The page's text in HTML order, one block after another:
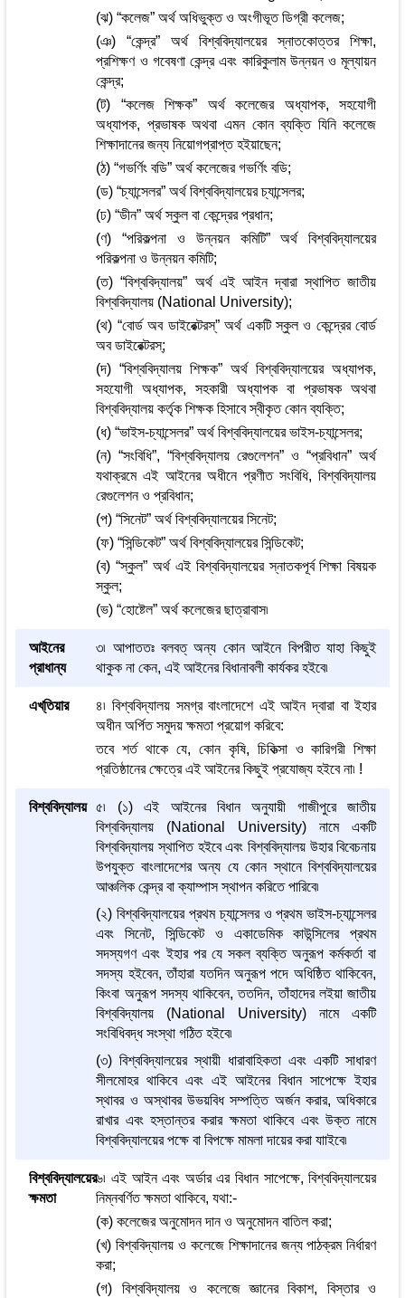
(ঝ) “কলেজ” অর্থ অধিভুক্ত ও অংগীভূত ডিগ্রী কলেজ;
(ঞ) “কেন্দ্র” অর্থ বিশ্ববিদ্যালয়ের স্নাতকোত্তর শিক্ষা,
প্রশিক্ষণ ও গবেষণা কেন্দ্র এবং কারিকুলাম উন্নয়ন ও মূল্যায়ন
কেন্দ্র;
(ট) “কলেজ শিক্ষক” অর্থ কলেজের অধ্যাপক, সহযোগী
অধ্যাপক, প্রভাষক অথবা এমন কোন ব্যক্তি যিনি কলেজে
শিক্ষাদানের জন্য নিয়োগপ্রাপ্ত হইয়াছেন;
(ঠ) “গভর্ণিং বডি” অর্থ কলেজের গভর্ণিং বডি;
(ড) “চ্যান্সেলর” অর্থ বিশ্ববিদ্যালয়ের চ্যান্সেলর;
(ঢ) “ডীন” অর্থ স্কুল বা কেন্দ্রের প্রধান;
(ণ) “পরিকল্পনা ও উন্নয়ন কমিটি” অর্থ বিশ্ববিদ্যালয়ের
পরিকল্পনা ও উন্নয়ন কমিটি;
(ত) “বিশ্ববিদ্যালয়” অর্থ এই আইন দ্বারা স্থাপিত জাতীয়
বিশ্ববিদ্যালয় (National University);
(থ) “বোর্ড অব ডাইরেক্টরস্‌” অর্থ একটি স্কুল ও কেন্দ্রের বোর্ড
অব ডাইরেক্টরস্‌;
(দ) “বিশ্ববিদ্যালয় শিক্ষক” অর্থ বিশ্ববিদ্যালয়ের অধ্যাপক,
সহযোগী অধ্যাপক, সহকারী অধ্যাপক বা প্রভাষক অথবা
বিশ্ববিদ্যালয় কর্তৃক শিক্ষক হিসাবে স্বীকৃত কোন ব্যক্তি;
(ধ) “ভাইস-চ্যান্সেলর” অর্থ বিশ্ববিদ্যালয়ের ভাইস-চ্যান্সেলর;
(ন) “সংবিধি”, “বিশ্ববিদ্যালয় রেগুলেশন” ও “প্রবিধান” অর্থ
যথাক্রমে এই আইনের অধীনে প্রণীত সংবিধি, বিশ্ববিদ্যালয়
রেগুলেশন ও প্রবিধান;
(প) “সিনেট” অর্থ বিশ্ববিদ্যালয়ের সিনেট;
(ফ) “সিন্ডিকেট” অর্থ বিশ্ববিদ্যালয়ের সিন্ডিকেট;
(ব) “স্কুল” অর্থ এই বিশ্ববিদ্যালয়ের স্নাতকপূর্ব শিক্ষা বিষয়ক
স্কুল;
(ভ) “হোষ্টেল” অর্থ কলেজের ছাত্রাবাস৷
আইনের
প্রাধান্য
৩৷ আপাততঃ বলবত্ অন্য কোন আইনে বিপরীত যাহা কিছুই
থাকুক না কেন, এই আইনের বিধানাবলী কার্যকর হইবে৷
এখ্‌তিয়ার
৪৷ বিশ্ববিদ্যালয় সমগ্র বাংলাদেশে এই আইন দ্বারা বা ইহার
অধীন অর্পিত সমুদয় ক্ষমতা প্রয়োগ করিবে:
তবে শর্ত থাকে যে, কোন কৃষি, চিকিত্সা ও কারিগরী শিক্ষা
প্রতিষ্ঠানের ক্ষেত্রে এই আইনের কিছুই প্রযোজ্য হইবে না৷ !
বিশ্ববিদ্যালয়
৫৷ (১) এই আইনের বিধান অনুযায়ী গাজীপুরে জাতীয়
বিশ্ববিদ্যালয় (National University) নামে একটি
বিশ্ববিদ্যালয় স্থাপিত হইবে এবং বিশ্ববিদ্যালয় উহার বিবেচনায়
উপযুক্ত বাংলাদেশের অন্য যে কোন স্থানে বিশ্ববিদ্যালয়ের
আঞ্চলিক কেন্দ্র বা ক্যাম্পাস স্থাপন করিতে পারিবে৷
(২) বিশ্ববিদ্যালয়ের প্রথম চ্যান্সেলর ও প্রথম ভাইস-চ্যান্সেলর
এবং সিনেট, সিন্ডিকেট ও একাডেমিক কাউন্সিলের প্রথম
সদস্যগণ এবং ইহার পর যে সকল ব্যক্তি অনুরূপ কর্মকর্তা বা
সদস্য হইবেন, তাঁহারা যতদিন অনুরূপ পদে অধিষ্ঠিত থাকিবেন,
কিংবা অনুরূপ সদস্য থাকিবেন, ততদিন, তাঁহাদের লইয়া জাতীয়
বিশ্ববিদ্যালয় (National University) নামে একটি
সংবিধিবদ্ধ সংস্থা গঠিত হইবে৷
(৩) বিশ্ববিদ্যালয়ের স্থায়ী ধারাবাহিকতা এবং একটি সাধারণ
সীলমোহর থাকিবে এবং এই আইনের বিধান সাপেক্ষে ইহার
স্থাবর ও অস্থাবর উভয়বিধ সম্পত্তি অর্জন করার, অধিকারে
রাখার এবং হস্তান্তর করার ক্ষমতা থাকিবে এবং উক্ত নামে
বিশ্ববিদ্যালয়ের পক্ষে বা বিপক্ষে মামলা দায়ের করা যাাইবে৷
বিশ্ববিদ্যালয়ের
ক্ষমতা
৬৷ এই আইন এবং অর্ডার এর বিধান সাপেক্ষে, বিশ্ববিদ্যালয়ের
নিম্নবর্ণিত ক্ষমতা থাকিবে, যথা:-
(ক) কলেজের অনুমোদন দান ও অনুমোদন বাতিল করা;
(খ) বিশ্ববিদ্যালয় ও কলেজে শিক্ষাদানের জন্য পাঠক্রম নির্ধারণ
করা;
(গ) বিশ্ববিদ্যালয় ও কলেজে জ্ঞানের বিকাশ, বিস্তার ও